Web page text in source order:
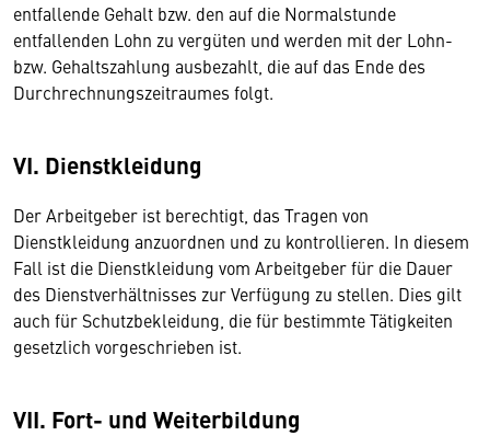
entfallende Gehalt bzw. den auf die Normalstunde
entfallenden Lohn zu vergüten und werden mit der Lohn-
bzw. Gehaltszahlung ausbezahlt, die auf das Ende des
Durchrechnungszeitraumes folgt.
VI. Dienstkleidung
Der Arbeitgeber ist berechtigt, das Tragen von
Dienstkleidung anzuordnen und zu kontrollieren. In diesem
Fall ist die Dienstkleidung vom Arbeitgeber für die Dauer
des Dienstverhältnisses zur Verfügung zu stellen. Dies gilt
auch für Schutzbekleidung, die für bestimmte Tätigkeiten
gesetzlich vorgeschrieben ist.
VII. Fort- und Weiterbildung